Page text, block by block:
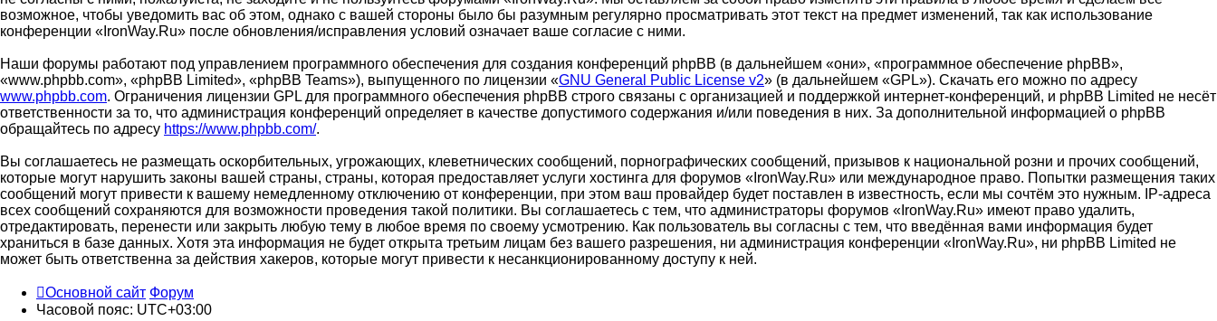
возможное, чтобы уведомить вас об этом, однако с вашей стороны было бы разумным регулярно просматривать этот текст на предмет изменений, так как использование
конференции «IronWay.Ru» после обновления/исправления условий означает ваше согласие с ними.
Наши форумы работают под управлением программного обеспечения для создания конференций phpBB (в дальнейшем «они», «программное обеспечение phpBB»,
«www.phpbb.com», «phpBB Limited», «phpBB Teams»), выпущенного по лицензии «GNU General Public License v2» (в дальнейшем «GPL»). Скачать его можно по адресу
www.phpbb.com. Ограничения лицензии GPL для программного обеспечения phpBB строго связаны с организацией и поддержкой интернет-конференций, и phpBB Limited не несёт
ответственности за то, что администрация конференций определяет в качестве допустимого содержания и/или поведения в них. За дополнительной информацией о phpBB
обращайтесь по адресу https://www.phpbb.com/.
Вы соглашаетесь не размещать оскорбительных, угрожающих, клеветнических сообщений, порнографических сообщений, призывов к национальной розни и прочих сообщений,
которые могут нарушить законы вашей страны, страны, которая предоставляет услуги хостинга для форумов «IronWay.Ru» или международное право. Попытки размещения таких
сообщений могут привести к вашему немедленному отключению от конференции, при этом ваш провайдер будет поставлен в известность, если мы сочтём это нужным. IP-адреса
всех сообщений сохраняются для возможности проведения такой политики. Вы соглашаетесь с тем, что администраторы форумов «IronWay.Ru» имеют право удалить,
отредактировать, перенести или закрыть любую тему в любое время по своему усмотрению. Как пользователь вы согласны с тем, что введённая вами информация будет
храниться в базе данных. Хотя эта информация не будет открыта третьим лицам без вашего разрешения, ни администрация конференции «IronWay.Ru», ни phpBB Limited не
может быть ответственна за действия хакеров, которые могут привести к несанкционированному доступу к ней.
Основной сайт Форум
Часовой пояс: UTC+03:00